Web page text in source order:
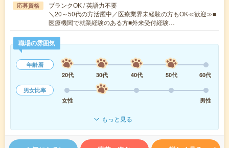
応募資格
ブランクOK / 英語力不要
＼20～50代の方活躍中／医療業界未経験の方もOK≪歓迎≫■
医療機関で就業経験のある方■外来受付経験…
職場の雰囲気
年齢層
20代
30代 40代 50代
60代
男女比率
女性
男性
もっと見る